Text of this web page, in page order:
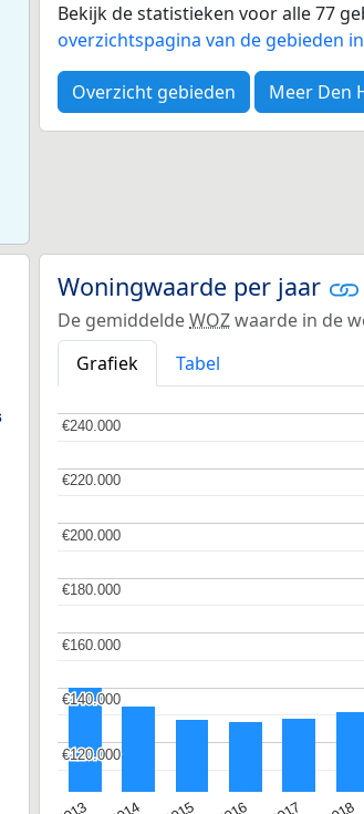
Bekijk de statistieken voor alle 77
overzichtspagina van de gebieden
Overzicht gebieden Meer Den
Woningwaarde per jaar
De gemiddeldeWOZwaarde in de
Grafiek
Tabel
€120.000
€120.000
€140.000
€140.000
€160.000
€160.000
€180.000
€180.000
€200.000
€200.000
€220.000
€220.000
€240.000
€240.000